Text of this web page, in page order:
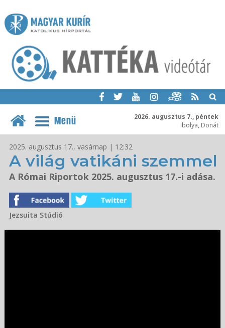
2026. augusztus 7., péntek
Ibolya, Donát
Menü
2025. augusztus 17., vasárnap | 12:32
A világ vatikáni szemmel
A Római Riportok 2025. augusztus 17.-i adása.
Jezsuita Stúdió